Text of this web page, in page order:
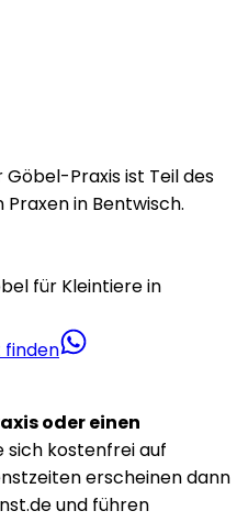
Praxis ist Teil des
in Bentwisch.
für Kleintiere in
finden
oder einen
sich kostenfrei auf
erscheinen dann
und führen